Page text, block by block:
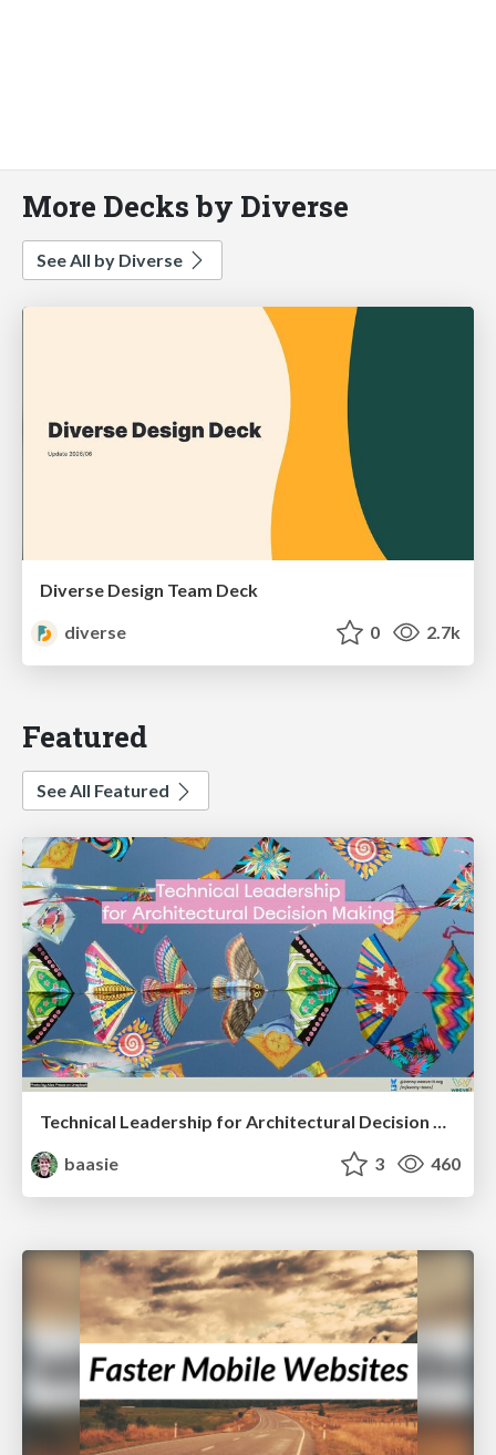
More Decks by Diverse
See All by Diverse
Diverse Design Team Deck
diverse
0 2.7k
Featured
See All Featured
baasie
3 460